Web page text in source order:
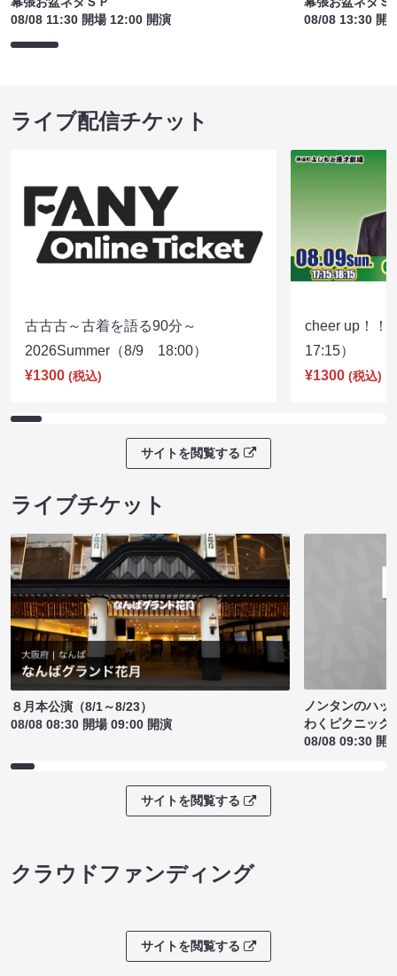
08/08 11:30 開場 12:00 開演
08/08 13:30 開
ライブ配信チケット
古古古～古着を語る90分～
2026Summer（8/9 18:00）
¥1300 (税込)
cheer up！
17:15）
¥1300 (税込)
サイトを閲覧する
ライブチケット
８月本公演（8/1～8/23）
08/08 08:30 開場 09:00 開演
ノンタンのハッ
わくピクニック
08/08 09:30 開
サイトを閲覧する
クラウドファンディング
サイトを閲覧する